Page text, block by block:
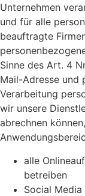
Unternehmen
und für alle
beauftragte
Sinne des Art. 4
Mail-Adresse und
Verarbeitung
wir unsere
abrechnen
alle
betreiben
Social